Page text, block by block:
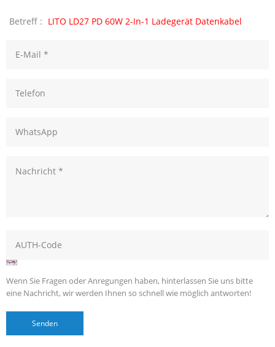
Betreff : LITO LD27 PD 60W 2-In-1 Ladegerät Datenkabel
Wenn Sie Fragen oder Anregungen haben, hinterlassen Sie uns bitte
eine Nachricht, wir werden Ihnen so schnell wie möglich antworten!